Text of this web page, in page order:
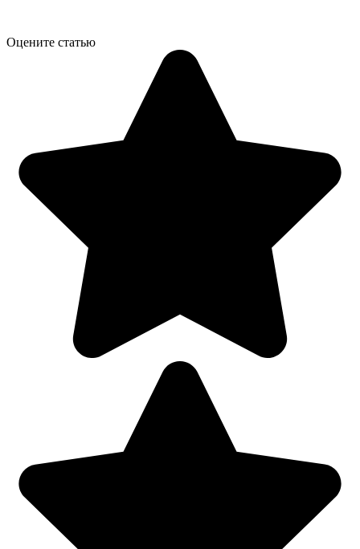
Оцените статью